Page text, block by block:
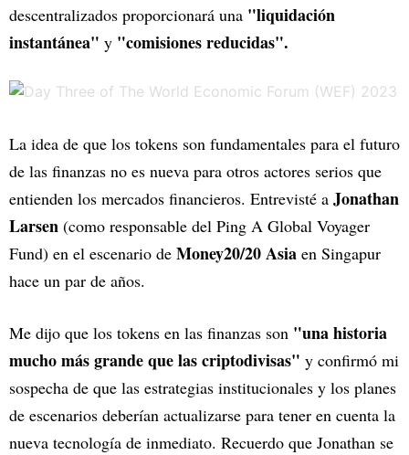
descentralizados proporcionará una "liquidación
instantánea" y "comisiones reducidas".
La idea de que los tokens son fundamentales para el futuro
de las finanzas no es nueva para otros actores serios que
entienden los mercados financieros. Entrevisté a Jonathan
Larsen (como responsable del Ping A Global Voyager
Fund) en el escenario de Money20/20 Asia en Singapur
hace un par de años.
Me dijo que los tokens en las finanzas son "una historia
mucho más grande que las criptodivisas" y confirmó mi
sospecha de que las estrategias institucionales y los planes
de escenarios deberían actualizarse para tener en cuenta la
nueva tecnología de inmediato. Recuerdo que Jonathan se